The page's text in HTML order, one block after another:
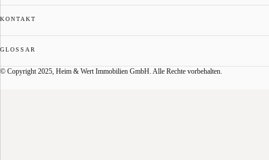
KONTAKT
GLOSSAR
© Copyright 2025, Heim & Wert Immobilien GmbH. Alle Rechte vorbehalten.